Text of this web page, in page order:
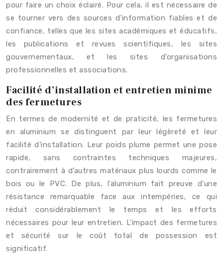
pour faire un choix éclairé. Pour cela, il est nécessaire de
se tourner vers des sources d’information fiables et de
confiance, telles que les sites académiques et éducatifs,
les publications et revues scientifiques, les sites
gouvernementaux, et les sites d’organisations
professionnelles et associations.
Facilité d’installation et entretien minime
des fermetures
En termes de modernité et de praticité, les fermetures
en aluminium se distinguent par leur légèreté et leur
facilité d’installation. Leur poids plume permet une pose
rapide, sans contraintes techniques majeures,
contrairement à d’autres matériaux plus lourds comme le
bois ou le PVC. De plus, l’aluminium fait preuve d’une
résistance remarquable face aux intempéries, ce qui
réduit considérablement le temps et les efforts
nécessaires pour leur entretien. L’impact des fermetures
et sécurité sur le coût total de possession est
significatif.